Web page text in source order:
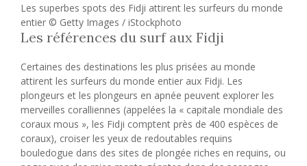
Les superbes spots des Fidji attirent les surfeurs du monde
entier © Getty Images / iStockphoto
Les références du surf aux Fidji
Certaines des destinations les plus prisées au monde
attirent les surfeurs du monde entier aux Fidji. Les
plongeurs et les plongeurs en apnée peuvent explorer les
merveilles coralliennes (appelées la « capitale mondiale des
coraux mous », les Fidji comptent près de 400 espèces de
coraux), croiser les yeux de redoutables requins
bouledogue dans des sites de plongée riches en requins, ou